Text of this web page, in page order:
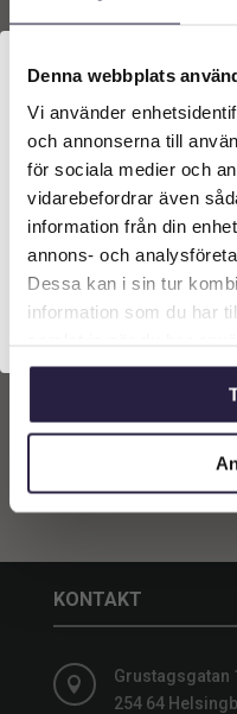
Denna webbplats
Vi använder
och annonserna till
för sociala medier och
vidarebefordrar även
information från din
annons- och
Dessa kan i sin tur
information som du har
Uthyrning |
mix i pokalkruka för
event
2500kr
KONTAKT

Grustagsgatan
254 64
Vilken typ av kund är